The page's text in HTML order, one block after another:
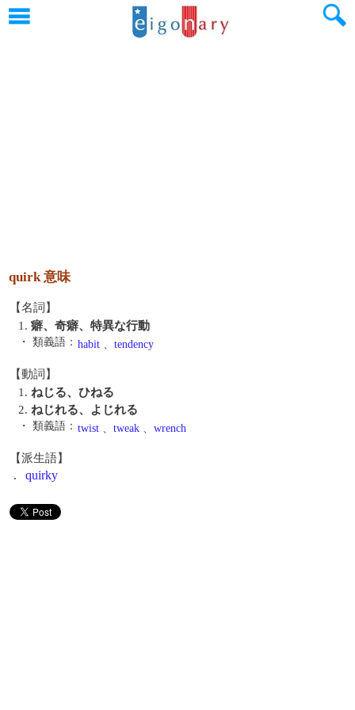
quirk 意味
【名詞】
1. 癖、奇癖、特異な行動
・ 類義語： habit 、 tendency
【動詞】
1. ねじる、ひねる
2. ねじれる、よじれる
・ 類義語： twist 、 tweak 、 wrench
【派生語】
. quirky